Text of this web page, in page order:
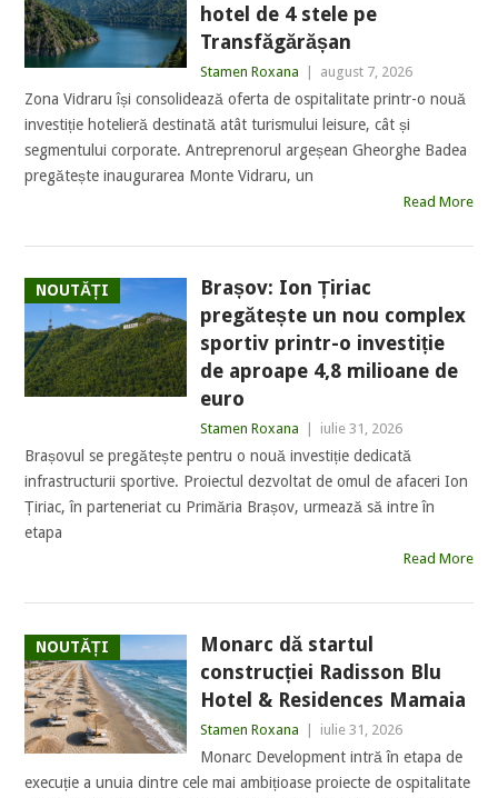
hotel de 4 stele pe
Transfăgărășan
Stamen Roxana august 7, 2026
Zona Vidraru își consolidează oferta de ospitalitate printr-o nouă
investiție hotelieră destinată atât turismului leisure, cât și
segmentului corporate. Antreprenorul argeșean Gheorghe Badea
pregătește inaugurarea Monte Vidraru, un
Read More
NOUTĂȚI
Brașov: Ion Țiriac
pregătește un nou complex
sportiv printr-o investiție
de aproape 4,8 milioane de
euro
Stamen Roxana iulie 31, 2026
Brașovul se pregătește pentru o nouă investiție dedicată
infrastructurii sportive. Proiectul dezvoltat de omul de afaceri Ion
Țiriac, în parteneriat cu Primăria Brașov, urmează să intre în
etapa
Read More
NOUTĂȚI
Monarc dă startul
construcției Radisson Blu
Hotel & Residences Mamaia
Stamen Roxana iulie 31, 2026
Monarc Development intră în etapa de
execuție a unuia dintre cele mai ambițioase proiecte de ospitalitate